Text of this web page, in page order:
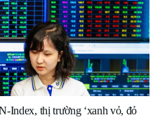
Index, thị trường ‘xanh vỏ, đỏ